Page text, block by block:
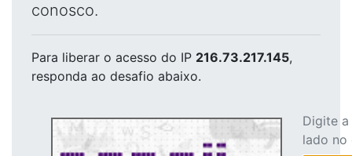
conosco.
Para liberar o acesso do IP 216.73.217.145,
responda ao desafio abaixo.
Digite
lado no